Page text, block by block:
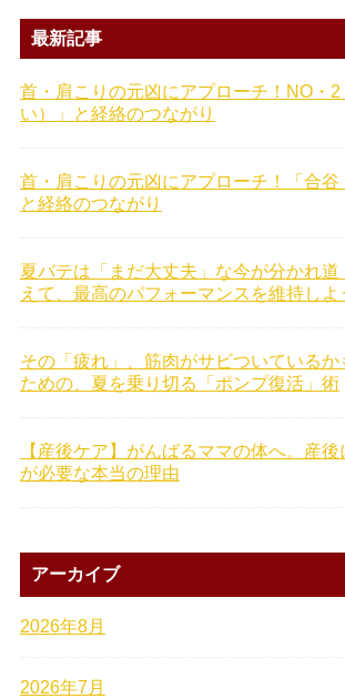
最新記事
首・肩こりの元凶にアプローチ！NO・
い）」と経絡のつながり
首・肩こりの元凶にアプローチ！「合谷
と経絡のつながり
夏バテは「まだ大丈夫」な今が分かれ
えて、最高のパフォーマンスを維持しよ
その「疲れ」、筋肉がサビついている
ための、夏を乗り切る「ポンプ復活」術
【産後ケア】がんばるママの体へ。産
が必要な本当の理由
アーカイブ
2026年8月
2026年7月